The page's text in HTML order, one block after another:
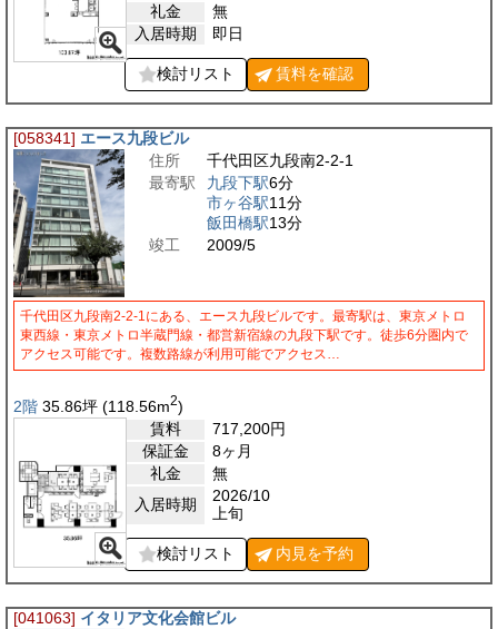
礼金
無
入居時期
即日
検討リスト 賃料を確認
[058341] エース九段ビル
住所
千代田区九段南2-2-1
最寄駅
九段下駅6分
市ヶ谷駅11分
飯田橋駅13分
竣工
2009/5
千代田区九段南2-2-1にある、エース九段ビルです。最寄駅は、東京メトロ
東西線・東京メトロ半蔵門線・都営新宿線の九段下駅です。徒歩6分圏内で
アクセス可能です。複数路線が利用可能でアクセス…
2階 35.86坪 (118.56m2)
賃料
717,200円
保証金
8ヶ月
礼金
無
入居時期
2026/10
上旬
検討リスト 内見を予約
[041063] イタリア文化会館ビル